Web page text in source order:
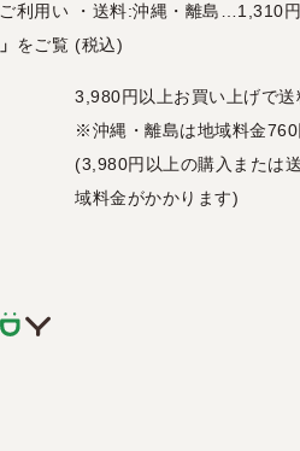
利用い
をご覧
・送料:沖縄・離島…1,310
(税込)
3,980円以上お買い上げで送
※沖縄・離島は地域料金760
(3,980円以上の購入または
域料金がかかります)